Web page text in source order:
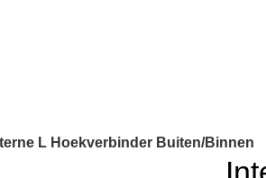
L Hoekverbinder Buiten/Binnen